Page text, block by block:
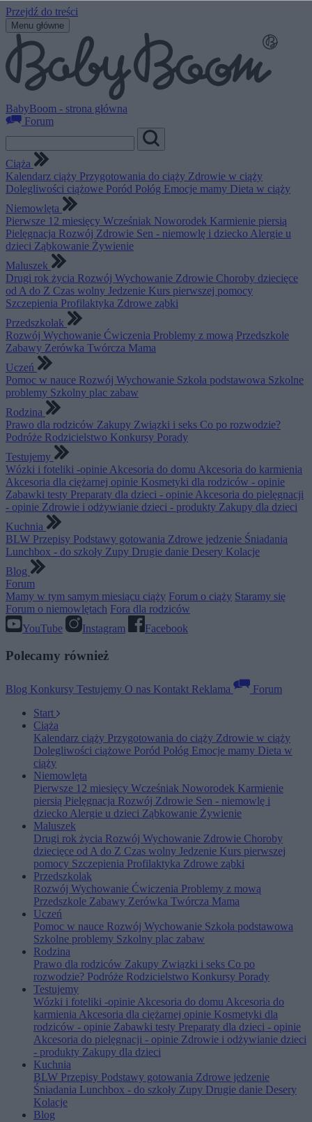
Przejdź do treści
Menu główne
BabyBoom - strona główna
Forum
Ciąża
Kalendarz ciąży Przygotowania do ciąży Zdrowie w ciąży
Dolegliwości ciążowe Poród Połóg Emocje mamy Dieta w ciąży
Niemowlęta
Pierwsze 12 miesięcy Wcześniak Noworodek Karmienie piersią
Pielęgnacja Rozwój Zdrowie Sen - niemowlę i dziecko Alergie u
dzieci Ząbkowanie Żywienie
Maluszek
Drugi rok życia Rozwój Wychowanie Zdrowie Choroby dziecięce
od A do Z Czas wolny Jedzenie Kurs pierwszej pomocy
Szczepienia Profilaktyka Zdrowe ząbki
Przedszkolak
Rozwój Wychowanie Ćwiczenia Problemy z mową Przedszkole
Zabawy Zerówka Twórcza Mama
Uczeń
Pomoc w nauce Rozwój Wychowanie Szkoła podstawowa Szkolne
problemy Szkolny plac zabaw
Rodzina
Prawo dla rodziców Zakupy Związki i seks Co po rozwodzie?
Podróże Rodzicielstwo Konkursy Porady
Testujemy
Wózki i foteliki -opinie Akcesoria do domu Akcesoria do karmienia
Akcesoria dla ciężarnej opinie Kosmetyki dla rodziców - opinie
Zabawki testy Preparaty dla dzieci - opinie Akcesoria do pielęgnacji
- opinie Zdrowie i odżywianie dzieci - produkty Zakupy dla dzieci
Kuchnia
BLW Przepisy Podstawy gotowania Zdrowe jedzenie Śniadania
Lunchbox - do szkoły Zupy Drugie danie Desery Kolacje
Blog
Forum
Mamy w tym samym miesiącu ciąży Forum o ciąży Staramy się
Forum o niemowlętach Fora dla rodziców
YouTube
Instagram Facebook
Polecamy również
Blog Konkursy Testujemy O nas Kontakt Reklama
Forum
Start
Ciąża
Kalendarz ciąży Przygotowania do ciąży Zdrowie w ciąży
Dolegliwości ciążowe Poród Połóg Emocje mamy Dieta w
ciąży
Niemowlęta
Pierwsze 12 miesięcy Wcześniak Noworodek Karmienie
piersią Pielęgnacja Rozwój Zdrowie Sen - niemowlę i
dziecko Alergie u dzieci Ząbkowanie Żywienie
Maluszek
Drugi rok życia Rozwój Wychowanie Zdrowie Choroby
dziecięce od A do Z Czas wolny Jedzenie Kurs pierwszej
pomocy Szczepienia Profilaktyka Zdrowe ząbki
Przedszkolak
Rozwój Wychowanie Ćwiczenia Problemy z mową
Przedszkole Zabawy Zerówka Twórcza Mama
Uczeń
Pomoc w nauce Rozwój Wychowanie Szkoła podstawowa
Szkolne problemy Szkolny plac zabaw
Rodzina
Prawo dla rodziców Zakupy Związki i seks Co po
rozwodzie? Podróże Rodzicielstwo Konkursy Porady
Testujemy
Wózki i foteliki -opinieAkcesoria do domu Akcesoria do
karmieniaAkcesoria dla ciężarnej opinie Kosmetyki dla
rodziców - opinie Zabawki testy Preparaty dla dzieci - opinie
Akcesoria do pielęgnacji - opinie Zdrowie i odżywianie dzieci
- produkty Zakupy dla dzieci
Kuchnia
BLW Przepisy Podstawy gotowania Zdrowe jedzenie
Śniadania Lunchbox - do szkoły Zupy Drugie danie Desery
Kolacje
Blog